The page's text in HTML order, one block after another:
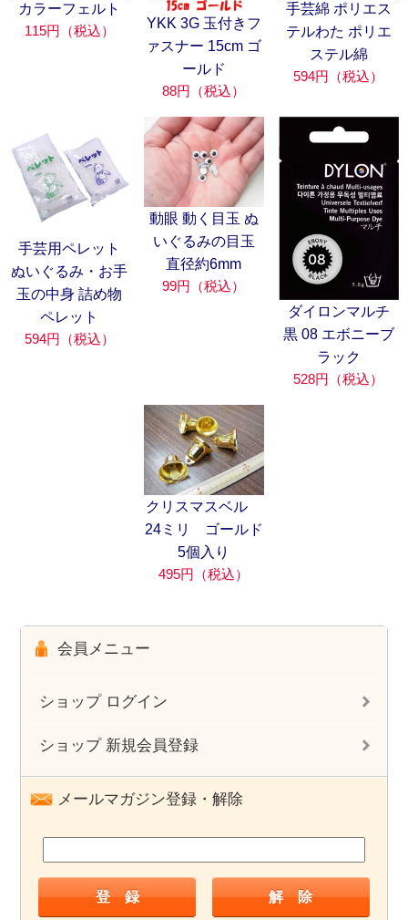
カラーフェルト
115円（税込）
YKK 3G 玉付きフ
ァスナー 15cm ゴ
ールド
88円（税込）
手芸綿 ポリエス
テルわた ポリエ
ステル綿
594円（税込）
手芸用ペレット
ぬいぐるみ・お手
玉の中身 詰め物
ペレット
594円（税込）
動眼 動く目玉 ぬ
いぐるみの目玉
直径約6mm
99円（税込）
ダイロンマルチ
黒 08 エボニーブ
ラック
528円（税込）
クリスマスベル
24ミリ ゴールド
5個入り
495円（税込）
会員メニュー
ショップ ログイン
ショップ 新規会員登録
メールマガジン登録・解除